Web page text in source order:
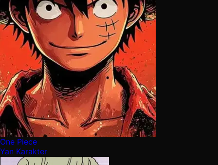
One Piece
Yan Karakter